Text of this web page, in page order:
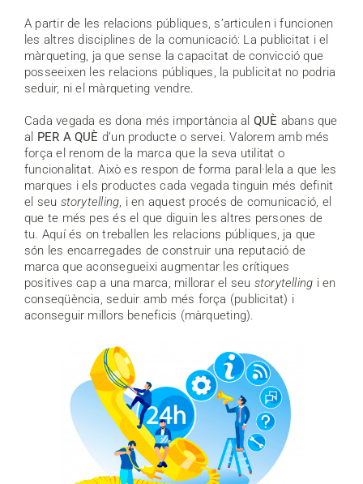
A partir de les relacions públiques, s’articulen i funcionen
les altres disciplines de la comunicació: La publicitat i el
màrqueting, ja que sense la capacitat de convicció que
posseeixen les relacions públiques, la publicitat no podria
seduir, ni el màrqueting vendre.
Cada vegada es dona més importància al QUÈ abans que
al PER A QUÈ d’un producte o servei. Valorem amb més
força el renom de la marca que la seva utilitat o
funcionalitat. Això es respon de forma paral·lela a que les
marques i els productes cada vegada tinguin més definit
el seu storytelling, i en aquest procés de comunicació, el
que te més pes és el que diguin les altres persones de
tu. Aquí és on treballen les relacions públiques, ja que
són les encarregades de construir una reputació de
marca que aconsegueixi augmentar les crítiques
positives cap a una marca, millorar el seu storytelling i en
conseqüència, seduir amb més força (publicitat) i
aconseguir millors beneficis (màrqueting).